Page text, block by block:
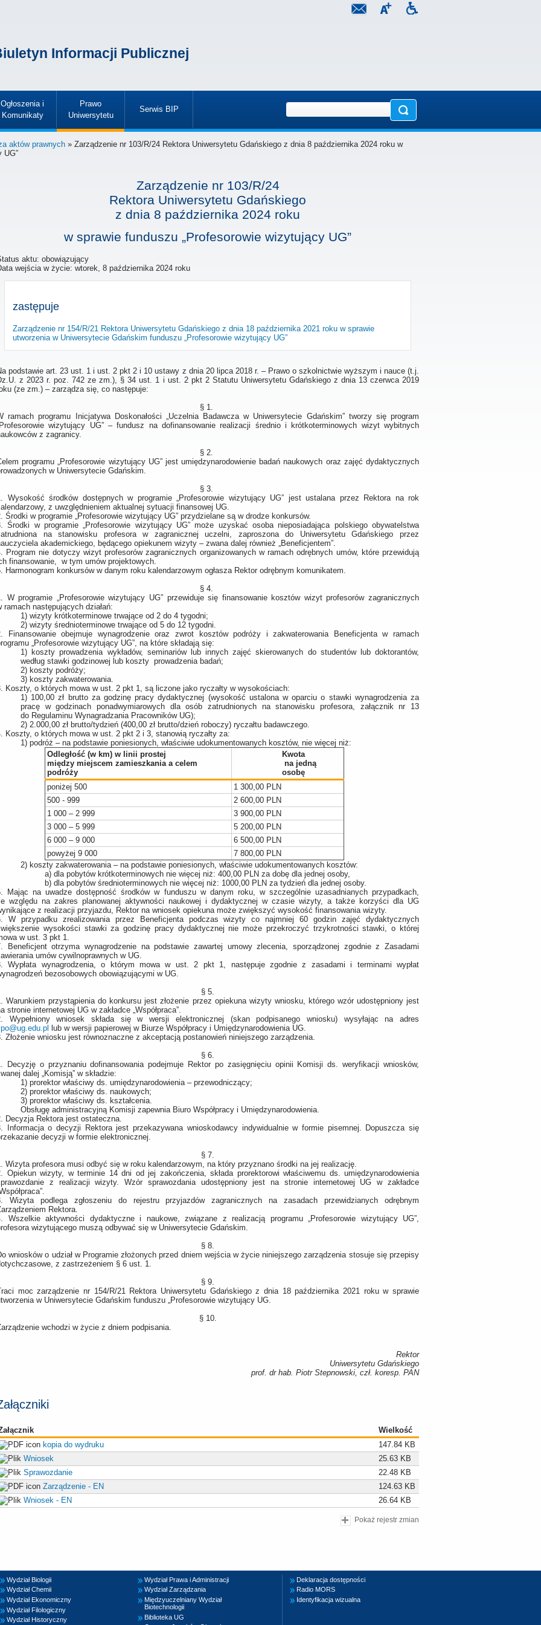
Informacji Publicznej
Ogłoszenia i
Komunikaty
»
Prawo
Uniwersytetu
»
Serwis BIP
»
aktów prawnych » Zarządzenie nr 103/R/24 Rektora Uniwersytetu Gdańskiego z dnia 8 października 2024 roku w
UG”
Zarządzenie nr 103/R/24
Rektora Uniwersytetu Gdańskiego
z dnia 8 października 2024 roku
w sprawie funduszu „Profesorowie wizytujący UG”
aktu: obowiązujący
wejścia w życie: wtorek, 8 października 2024 roku
zastępuje
Zarządzenie nr 154/R/21 Rektora Uniwersytetu Gdańskiego z dnia 18 października 2021 roku w sprawie
utworzenia w Uniwersytecie Gdańskim funduszu „Profesorowie wizytujący UG”
podstawie art. 23 ust. 1 i ust. 2 pkt 2 i 10 ustawy z dnia 20 lipca 2018 r. – Prawo o szkolnictwie wyższym i nauce (t.j.
z 2023 r. poz. 742 ze zm.), § 34 ust. 1 i ust. 2 pkt 2 Statutu Uniwersytetu Gdańskiego z dnia 13 czerwca 2019
(ze zm.) – zarządza się, co następuje:
§ 1.
ramach programu Inicjatywa Doskonałości „Uczelnia Badawcza w Uniwersytecie Gdańskim” tworzy się program
„Profesorowie wizytujący UG” – fundusz na dofinansowanie realizacji średnio i krótkoterminowych wizyt wybitnych
z zagranicy.
§ 2.
programu „Profesorowie wizytujący UG” jest umiędzynarodowienie badań naukowych oraz zajęć dydaktycznych
w Uniwersytecie Gdańskim.
§ 3.
Wysokość środków dostępnych w programie „Profesorowie wizytujący UG” jest ustalana przez Rektora na rok
z uwzględnieniem aktualnej sytuacji finansowej UG.
Środki w programie „Profesorowie wizytujący UG” przydzielane są w drodze konkursów.
Środki w programie „Profesorowie wizytujący UG” może uzyskać osoba nieposiadająca polskiego obywatelstwa
na stanowisku profesora w zagranicznej uczelni, zaproszona do Uniwersytetu Gdańskiego przez
akademickiego, będącego opiekunem wizyty – zwana dalej również „Beneficjentem”.
Program nie dotyczy wizyt profesorów zagranicznych organizowanych w ramach odrębnych umów, które przewidują
finansowanie, w tym umów projektowych.
Harmonogram konkursów w danym roku kalendarzowym ogłasza Rektor odrębnym komunikatem.
§ 4.
W programie „Profesorowie wizytujący UG” przewiduje się finansowanie kosztów wizyt profesorów zagranicznych
ramach następujących działań:
1) wizyty krótkoterminowe trwające od 2 do 4 tygodni;
2) wizyty średnioterminowe trwające od 5 do 12 tygodni.
Finansowanie obejmuje wynagrodzenie oraz zwrot kosztów podróży i zakwaterowania Beneficjenta w ramach
„Profesorowie wizytujący UG”, na które składają się:
1) koszty prowadzenia wykładów, seminariów lub innych zajęć skierowanych do studentów lub doktorantów,
według stawki godzinowej lub koszty prowadzenia badań;
2) koszty podróży;
3) koszty zakwaterowania.
Koszty, o których mowa w ust. 2 pkt 1, są liczone jako ryczałty w wysokościach:
1) 100,00 zł brutto za godzinę pracy dydaktycznej (wysokość ustalona w oparciu o stawki wynagrodzenia za
pracę w godzinach ponadwymiarowych dla osób zatrudnionych na stanowisku profesora, załącznik nr 13
do Regulaminu Wynagradzania Pracowników UG);
2) 2.000,00 zł brutto/tydzień (400,00 zł brutto/dzień roboczy) ryczałtu badawczego.
Koszty, o których mowa w ust. 2 pkt 2 i 3, stanowią ryczałty za:
1) podróż – na podstawie poniesionych, właściwie udokumentowanych kosztów, nie więcej niż:
Odległość (w km) w linii prostej
między miejscem zamieszkania a celem
podróży
Kwota
na jedną
osobę
poniżej 500
1 300,00 PLN
500 - 999
2 600,00 PLN
1 000 – 2 999
3 900,00 PLN
3 000 – 5 999
5 200,00 PLN
6 000 – 9 000
6 500,00 PLN
powyżej 9 000
7 800,00 PLN
2) koszty zakwaterowania – na podstawie poniesionych, właściwie udokumentowanych kosztów:
a) dla pobytów krótkoterminowych nie więcej niż: 400,00 PLN za dobę dla jednej osoby,
b) dla pobytów średnioterminowych nie więcej niż: 1000,00 PLN za tydzień dla jednej osoby.
Mając na uwadze dostępność środków w funduszu w danym roku, w szczególnie uzasadnianych przypadkach,
względu na zakres planowanej aktywności naukowej i dydaktycznej w czasie wizyty, a także korzyści dla UG
z realizacji przyjazdu, Rektor na wniosek opiekuna może zwiększyć wysokość finansowania wizyty.
W przypadku zrealizowania przez Beneficjenta podczas wizyty co najmniej 60 godzin zajęć dydaktycznych
wysokości stawki za godzinę pracy dydaktycznej nie może przekroczyć trzykrotności stawki, o której
w ust. 3 pkt 1.
Beneficjent otrzyma wynagrodzenie na podstawie zawartej umowy zlecenia, sporządzonej zgodnie z Zasadami
umów cywilnoprawnych w UG.
Wypłata wynagrodzenia, o którym mowa w ust. 2 pkt 1, następuje zgodnie z zasadami i terminami wypłat
bezosobowych obowiązującymi w UG.
§ 5.
Warunkiem przystąpienia do konkursu jest złożenie przez opiekuna wizyty wniosku, którego wzór udostępniony jest
stronie internetowej UG w zakładce „Współpraca”.
Wypełniony wniosek składa się w wersji elektronicznej (skan podpisanego wniosku) wysyłając na adres
lub w wersji papierowej w Biurze Współpracy i Umiędzynarodowienia UG.
Złożenie wniosku jest równoznaczne z akceptacją postanowień niniejszego zarządzenia.
§ 6.
Decyzję o przyznaniu dofinansowania podejmuje Rektor po zasięgnięciu opinii Komisji ds. weryfikacji wniosków,
dalej „Komisją” w składzie:
1) prorektor właściwy ds. umiędzynarodowienia – przewodniczący;
2) prorektor właściwy ds. naukowych;
3) prorektor właściwy ds. kształcenia.
Obsługę administracyjną Komisji zapewnia Biuro Współpracy i Umiędzynarodowienia.
Decyzja Rektora jest ostateczna.
Informacja o decyzji Rektora jest przekazywana wnioskodawcy indywidualnie w formie pisemnej. Dopuszcza się
decyzji w formie elektronicznej.
§ 7.
Wizyta profesora musi odbyć się w roku kalendarzowym, na który przyznano środki na jej realizację.
Opiekun wizyty, w terminie 14 dni od jej zakończenia, składa prorektorowi właściwemu ds. umiędzynarodowienia
z realizacji wizyty. Wzór sprawozdania udostępniony jest na stronie internetowej UG w zakładce
Wizyta podlega zgłoszeniu do rejestru przyjazdów zagranicznych na zasadach przewidzianych odrębnym
Rektora.
Wszelkie aktywności dydaktyczne i naukowe, związane z realizacją programu „Profesorowie wizytujący UG”,
wizytującego muszą odbywać się w Uniwersytecie Gdańskim.
§ 8.
wniosków o udział w Programie złożonych przed dniem wejścia w życie niniejszego zarządzenia stosuje się przepisy
z zastrzeżeniem § 6 ust. 1.
§ 9.
moc zarządzenie nr 154/R/21 Rektora Uniwersytetu Gdańskiego z dnia 18 października 2021 roku w sprawie
w Uniwersytecie Gdańskim funduszu „Profesorowie wizytujący UG.
§ 10.
wchodzi w życie z dniem podpisania.
Rektor
Uniwersytetu Gdańskiego
prof. dr hab. Piotr Stepnowski, czł. koresp. PAN
Wielkość
kopia do wydruku
147.84 KB
Wniosek
25.63 KB
Sprawozdanie
22.48 KB
Zarządzenie - EN
124.63 KB
Wniosek - EN
26.64 KB
Pokaż rejestr zmian
Wydział Biologii
Wydział Chemii
Wydział Ekonomiczny
Wydział Filologiczny
Wydział Historyczny
Wydział Prawa i Administracji
Wydział Zarządzania
Międzyuczelniany Wydział
Biotechnologii
Biblioteka UG
Deklaracja dostępności
Radio MORS
Identyfikacja wizualna